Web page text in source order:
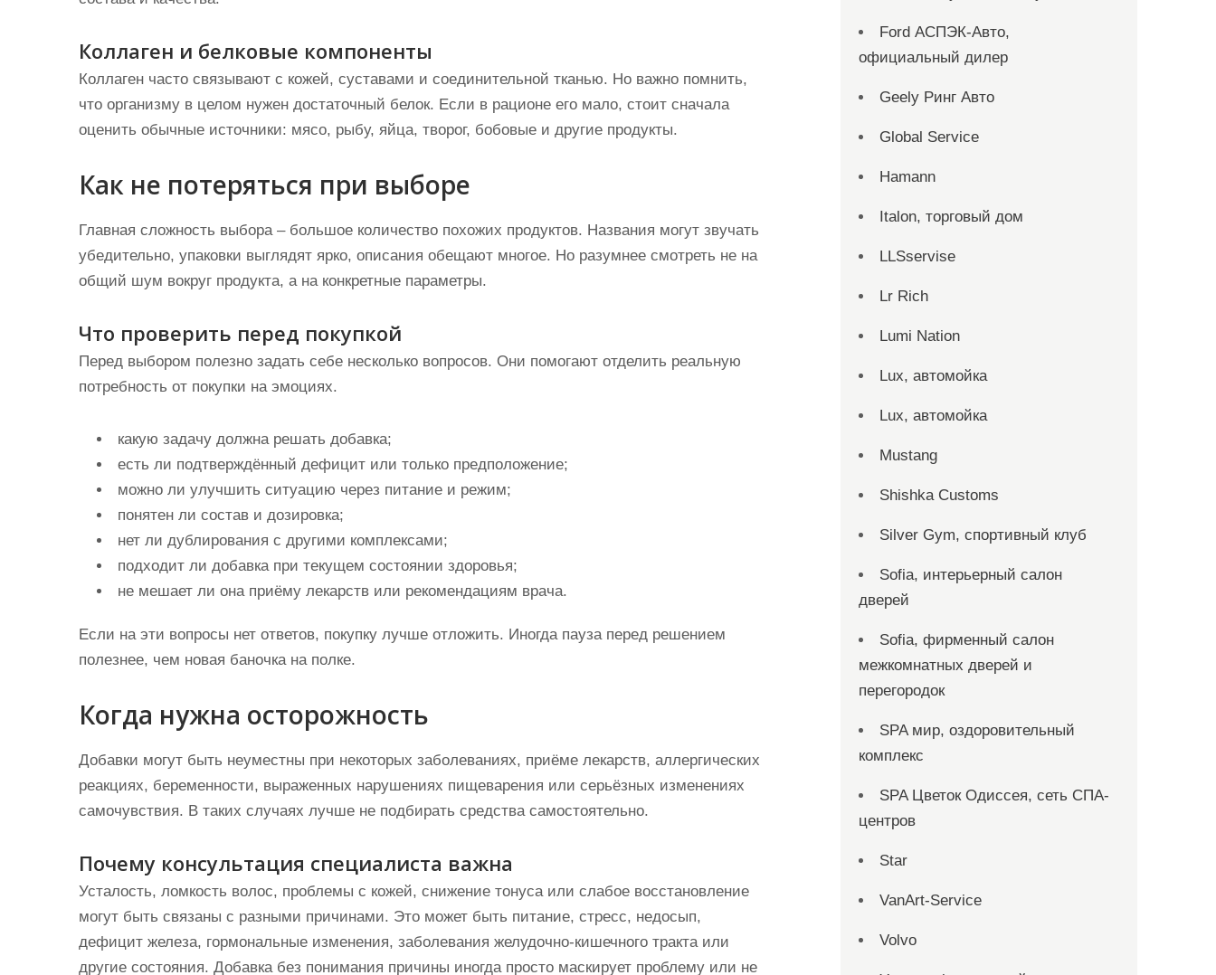
Коллаген и белковые компоненты
Коллаген часто связывают с кожей, суставами и соединительной тканью. Но важно помнить,
что организму в целом нужен достаточный белок. Если в рационе его мало, стоит сначала
оценить обычные источники: мясо, рыбу, яйца, творог, бобовые и другие продукты.
Как не потеряться при выборе
Главная сложность выбора – большое количество похожих продуктов. Названия могут звучать
убедительно, упаковки выглядят ярко, описания обещают многое. Но разумнее смотреть не на
общий шум вокруг продукта, а на конкретные параметры.
Что проверить перед покупкой
Перед выбором полезно задать себе несколько вопросов. Они помогают отделить реальную
потребность от покупки на эмоциях.
какую задачу должна решать добавка;
есть ли подтверждённый дефицит или только предположение;
можно ли улучшить ситуацию через питание и режим;
понятен ли состав и дозировка;
нет ли дублирования с другими комплексами;
подходит ли добавка при текущем состоянии здоровья;
не мешает ли она приёму лекарств или рекомендациям врача.
Если на эти вопросы нет ответов, покупку лучше отложить. Иногда пауза перед решением
полезнее, чем новая баночка на полке.
Когда нужна осторожность
Добавки могут быть неуместны при некоторых заболеваниях, приёме лекарств, аллергических
реакциях, беременности, выраженных нарушениях пищеварения или серьёзных изменениях
самочувствия. В таких случаях лучше не подбирать средства самостоятельно.
Почему консультация специалиста важна
Усталость, ломкость волос, проблемы с кожей, снижение тонуса или слабое восстановление
могут быть связаны с разными причинами. Это может быть питание, стресс, недосып,
дефицит железа, гормональные изменения, заболевания желудочно-кишечного тракта или
другие состояния. Добавка без понимания причины иногда просто маскирует проблему или не
Ford АСПЭК-Авто,
официальный дилер
Geely Ринг Авто
Global Service
Hamann
Italon, торговый дом
LLSservise
Lr Rich
Lumi Nation
Lux, автомойка
Lux, автомойка
Mustang
Shishka Customs
Silver Gym, спортивный клуб
Sofia, интерьерный салон
дверей
Sofia, фирменный салон
межкомнатных дверей и
перегородок
SPA мир, оздоровительный
комплекс
SPA Цветок Одиссея, сеть СПА-
центров
Star
VanArt-Service
Volvo